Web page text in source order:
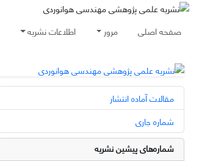
صفحه اصلی مرور اطلاعات نشریه
مقالات آماده انتشار
شماره جاری
شماره‌های پیشین نشریه